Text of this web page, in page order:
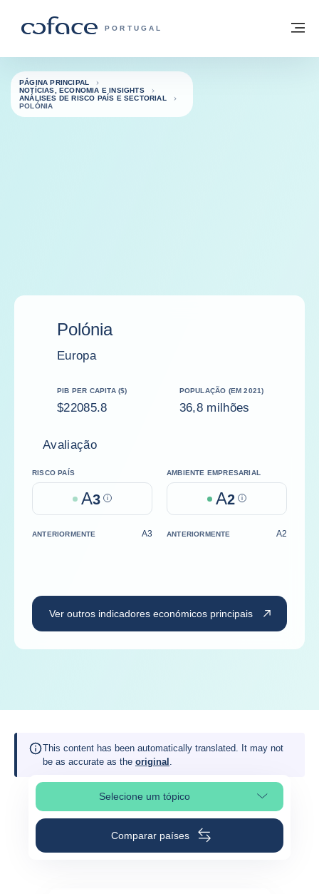
COFACE FOR TRADE - HOMEPAGE DO
PORTUGAL
Voltar à página principal
PÁGINA PRINCIPAL
NOTÍCIAS, ECONOMIA E INSIGHTS
ANÁLISES DE RISCO PAÍS E SECTORIAL
POLÓNIA
Polónia
Europa
PIB PER CAPITA ($)
$22085.8
POPULAÇÃO (EM 2021)
36,8 milhões
Avaliação
RISCO PAÍS
A3 Help
AMBIENTE EMPRESARIAL
A2 Help
ANTERIORMENTE A3 ANTERIORMENTE A2
Ver outros indicadores económicos principais
This content has been automatically translated. It may not
be as accurate as the original .
Selecione um tópicoSelecionar a secção da página
Comparar países